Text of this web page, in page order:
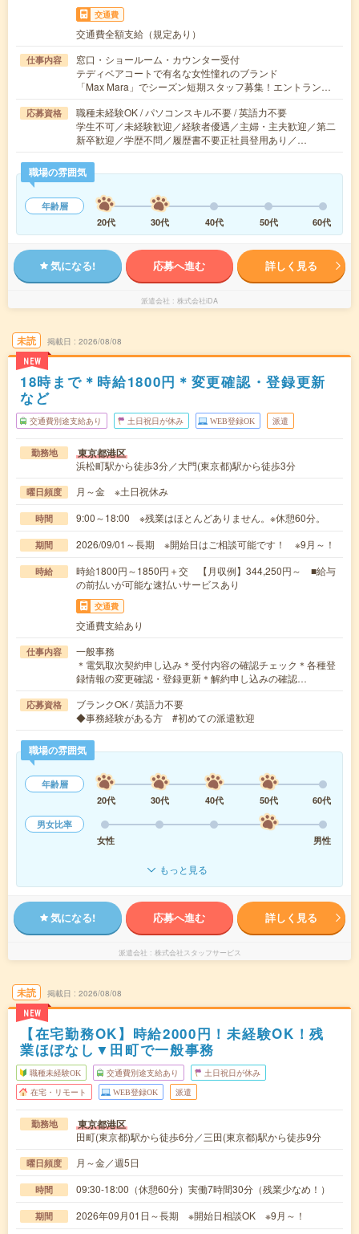
交通費
交通費全額支給（規定あり）
仕事内容
窓口・ショールーム・カウンター受付
テディベアコートで有名な女性憧れのブランド
「Max Mara」でシーズン短期スタッフ募集！エントラン…
応募資格
職種未経験OK / パソコンスキル不要 / 英語力不要
学生不可／未経験歓迎／経験者優遇／主婦・主夫歓迎／第二
新卒歓迎／学歴不問／履歴書不要正社員登用あり／…
職場の雰囲気
年齢層
20代
30代 40代 50代 60代
気になる! 応募へ進む 詳しく見る
派遣会社 株式会社iDA
未読
NEW
掲載日 2026/08/08
18時まで＊時給1800円＊変更確認・登録更新
など
交通費別途支給あり 土日祝日が休み WEB登録OK 派遣
勤務地 東京都港区
浜松町駅から徒歩3分／大門(東京都)駅から徒歩3分
曜日頻度 月～金 ※土日祝休み
時間 9:00～18:00 ※残業はほとんどありません。※休憩60分。
期間 2026/09/01～長期 ※開始日はご相談可能です！ ※9月～！
時給
時給1800円～1850円＋交 【月収例】344,250円～ ■給与
の前払いが可能な速払いサービスあり
交通費
交通費支給あり
仕事内容
一般事務
＊電気取次契約申し込み＊受付内容の確認チェック＊各種登
録情報の変更確認・登録更新＊解約申し込みの確認…
応募資格
ブランクOK / 英語力不要
◆事務経験がある方 #初めての派遣歓迎
職場の雰囲気
年齢層
20代
30代 40代 50代
60代
男女比率
女性
男性
もっと見る
気になる! 応募へ進む 詳しく見る
派遣会社 株式会社スタッフサービス
未読
NEW
掲載日 2026/08/08
【在宅勤務OK】時給2000円！未経験OK！残
業ほぼなし▼田町で一般事務
職種未経験OK 交通費別途支給あり 土日祝日が休み
在宅・リモート WEB登録OK 派遣
勤務地 東京都港区
田町(東京都)駅から徒歩6分／三田(東京都)駅から徒歩9分
曜日頻度 月～金／週5日
時間 09:30-18:00（休憩60分）実働7時間30分（残業少なめ！）
期間 2026年09月01日～長期 ※開始日相談OK ※9月～！